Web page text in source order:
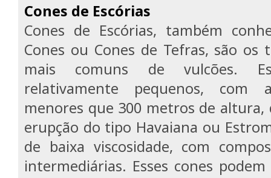
Cones de Escórias
Cones de Escórias, também
Cones ou Cones de Tefras, são os
mais comuns de vulcões.
relativamente pequenos, com
menores que 300 metros de
erupção do tipo Havaiana ou
de baixa viscosidade, com
intermediárias. Esses cones